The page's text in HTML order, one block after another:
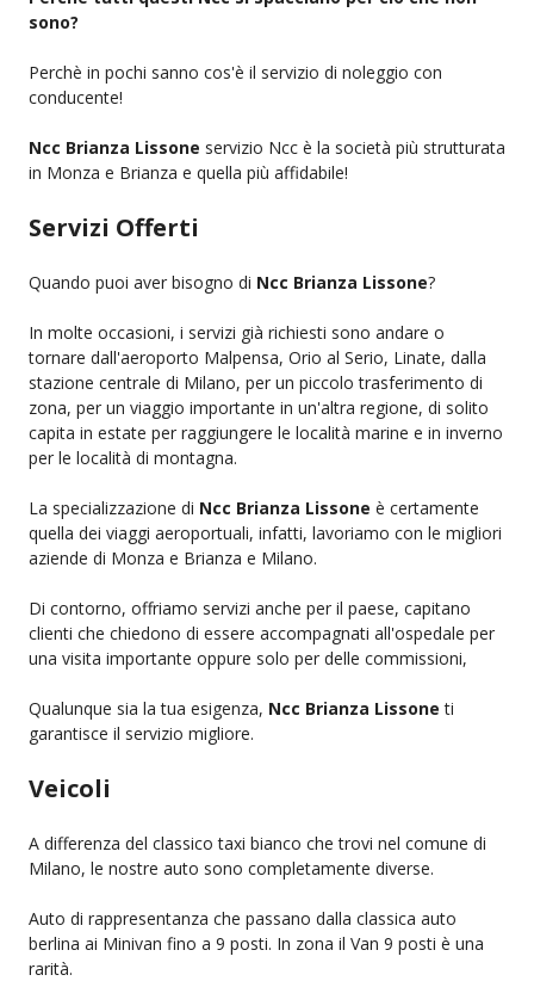
sono?
Perchè in pochi sanno cos'è il servizio di noleggio con
conducente!
Ncc Brianza Lissone servizio Ncc è la società più strutturata
in Monza e Brianza e quella più affidabile!
Servizi Offerti
Quando puoi aver bisogno di Ncc Brianza Lissone?
In molte occasioni, i servizi già richiesti sono andare o
tornare dall'aeroporto Malpensa, Orio al Serio, Linate, dalla
stazione centrale di Milano, per un piccolo trasferimento di
zona, per un viaggio importante in un'altra regione, di solito
capita in estate per raggiungere le località marine e in inverno
per le località di montagna.
La specializzazione di Ncc Brianza Lissone è certamente
quella dei viaggi aeroportuali, infatti, lavoriamo con le migliori
aziende di Monza e Brianza e Milano.
Di contorno, offriamo servizi anche per il paese, capitano
clienti che chiedono di essere accompagnati all'ospedale per
una visita importante oppure solo per delle commissioni,
Qualunque sia la tua esigenza, Ncc Brianza Lissone ti
garantisce il servizio migliore.
Veicoli
A differenza del classico taxi bianco che trovi nel comune di
Milano, le nostre auto sono completamente diverse.
Auto di rappresentanza che passano dalla classica auto
berlina ai Minivan fino a 9 posti. In zona il Van 9 posti è una
rarità.